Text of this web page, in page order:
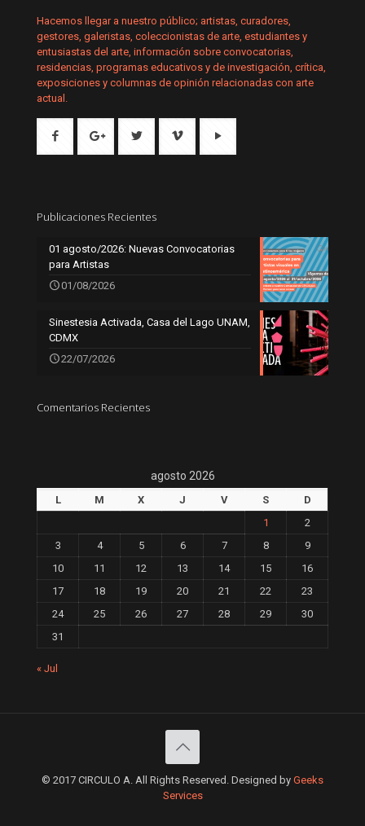
Hacemos llegar a nuestro público; artistas, curadores,
gestores, galeristas, coleccionistas de arte, estudiantes y
entusiastas del arte, información sobre convocatorias,
residencias, programas educativos y de investigación, crítica,
exposiciones y columnas de opinión relacionadas con arte
actual.
Publicaciones Recientes
01 agosto/2026: Nuevas Convocatorias
para Artistas
01/08/2026
Sinestesia Activada, Casa del Lago UNAM,
CDMX
22/07/2026
Comentarios Recientes
agosto 2026
L M X J V S
D
1
2
3
4 5 6 7 8
9
10
11 12 13 14 15
16
17
18 19 20 21 22
23
24
25 26 27 28 29
30
31
« Jul
© 2017 CIRCULO A. All Rights Reserved. Designed by Geeks
Services